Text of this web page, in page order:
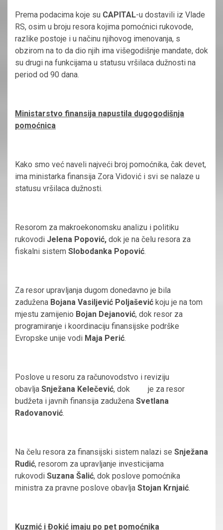
Prema podacima koje su CAPITAL-u dostavili iz Vlade
RS, osim u broju resora kojima pomoćnici rukovode,
razlike postoje i u načinu njihovog imenovanja, s
obzirom na to da dio njih ima višegodišnje mandate, dok
su drugi na funkcijama u statusu vršilaca dužnosti na
period od 90 dana.
Ministarstvo finansija napustila dugogodišnja
pomoćnica
Kako smo već naveli najveći broj pomoćnika, čak devet,
ima ministarka finansija Zora Vidović i svi se nalaze u
statusu vršilaca dužnosti.
Resorom za makroekonomsku analizu i politiku
rukovodi Jelena Popović, dok je na čelu resora za
fiskalni sistem Slobodanka Popović.
Za resor upravljanja dugom donedavno je bila
zadužena Bojana Vasiljević Poljašević koju je na tom
mjestu zamijenio Bojan Dejanović, dok resor za
programiranje i koordinaciju finansijske podrške
Evropske unije vodi Maja Perić.
Poslove u resoru za računovodstvo i reviziju
obavlja Snježana Kelečević, dok je za resor
budžeta i javnih finansija zadužena Svetlana
Radovanović.
Na čelu resora za finansijski sistem nalazi se Snježana
Rudić, resorom za upravljanje investicijama
rukovodi Suzana Šalić, dok poslove pomoćnika
ministra za pravne poslove obavlja Stojan Krnjaić.
Kuzmić i Đokić imaju po pet pomoćnika